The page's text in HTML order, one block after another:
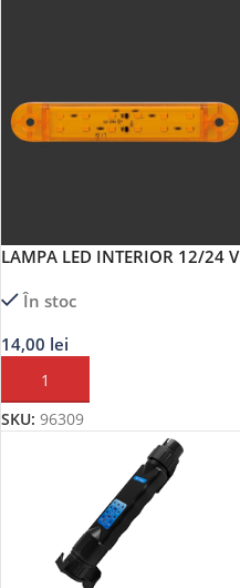
LAMPA LED INTERIOR 12/24 V
În stoc
14,00 lei
ADAUGĂ ÎN COȘ
SKU: 96309